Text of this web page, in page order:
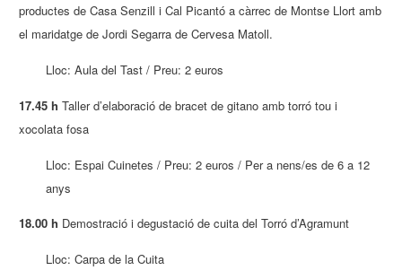
productes de Casa Senzill i Cal Picantó a càrrec de Montse Llort amb
el maridatge de Jordi Segarra de Cervesa Matoll.
Lloc: Aula del Tast / Preu: 2 euros
17.45 h Taller d’elaboració de bracet de gitano amb torró tou i
xocolata fosa
Lloc: Espai Cuinetes / Preu: 2 euros / Per a nens/es de 6 a 12
anys
18.00 h Demostració i degustació de cuita del Torró d’Agramunt
Lloc: Carpa de la Cuita